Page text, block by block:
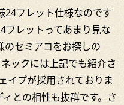
24フレット仕様なのです
フレットってあまり見な
セミアコをお探しの
ックには上記でも紹介さ
イプが採用されておりま
との相性も抜群です。さ